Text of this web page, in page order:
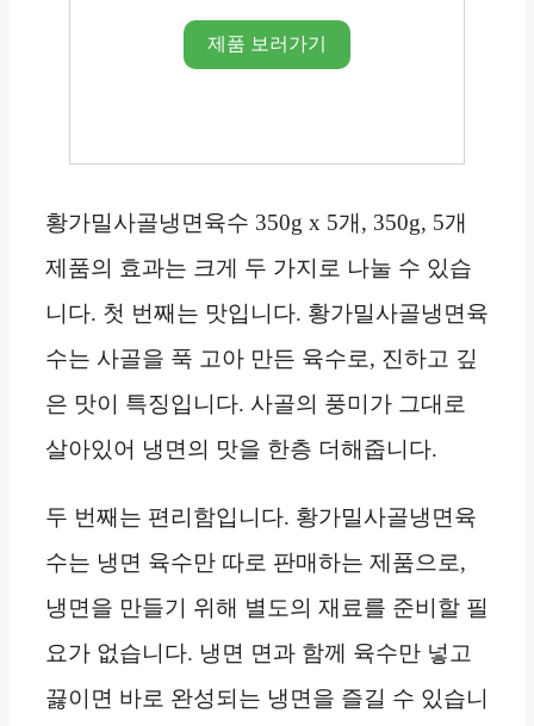
제품 보러가기
황가밀사골냉면육수 350g x 5개, 350g, 5개
제품의 효과는 크게 두 가지로 나눌 수 있습
니다. 첫 번째는 맛입니다. 황가밀사골냉면육
수는 사골을 푹 고아 만든 육수로, 진하고 깊
은 맛이 특징입니다. 사골의 풍미가 그대로
살아있어 냉면의 맛을 한층 더해줍니다.
두 번째는 편리함입니다. 황가밀사골냉면육
수는 냉면 육수만 따로 판매하는 제품으로,
냉면을 만들기 위해 별도의 재료를 준비할 필
요가 없습니다. 냉면 면과 함께 육수만 넣고
끓이면 바로 완성되는 냉면을 즐길 수 있습니